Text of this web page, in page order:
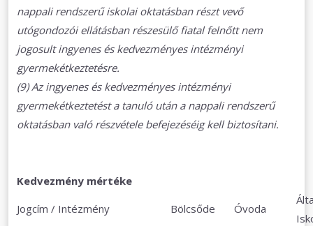
nappali rendszerű iskolai oktatásban részt vevő
utógondozói ellátásban részesülő fiatal felnőtt nem
jogosult ingyenes és kedvezményes intézményi
gyermekétkeztetésre.
(9) Az ingyenes és kedvezményes intézményi
gyermekétkeztetést a tanuló után a nappali rendszerű
oktatásban való részvétele befejezéséig kell biztosítani.
Kedvezmény mértéke
Jogcím / Intézmény
Bölcsőde Óvoda